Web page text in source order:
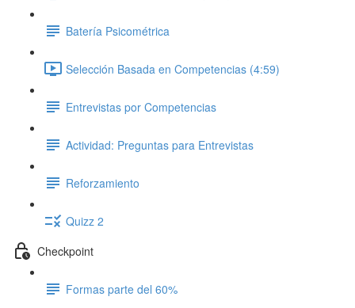
Batería Psicométrica
Selección Basada en Competencias (4:59)
Entrevistas por Competencias
Actividad: Preguntas para Entrevistas
Reforzamiento
Quizz 2
Checkpoint
Formas parte del 60%